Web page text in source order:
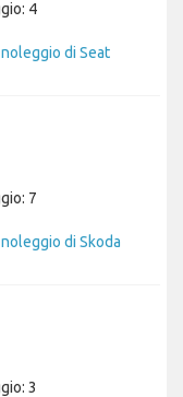
4
di Seat
7
di Skoda
3